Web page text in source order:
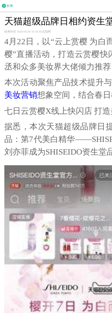
天猫超级品牌日相约资生
校果科技 2020-04-28 10:50:05 北国网
4月22日，以“云上赏樱 为白
樱”直播活动，打造云赏樱快
丞和众多美妆界大佬倾力推
本次活动聚焦产品技术提升
美妆营销想象空间，结合春
七日云赏樱X线上快闪店 打
据悉，本次天猫超级品牌日
品：第7代美白精华
刘亦菲成为SHISEIDO资生